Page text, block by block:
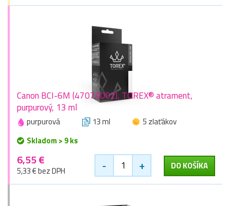
Canon BCI-6M (4707A002), TOREX® atrament,
purpurový, 13 ml
purpurová 13 ml
5 zlaťákov
Skladom > 9 ks
6,55 €
5,33 € bez DPH - + DO KOŠÍKA